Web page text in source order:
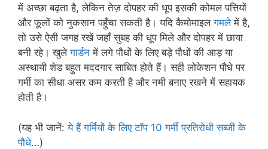
में अच्छा बढ़ता है, लेकिन तेज़ दोपहर की धूप इसकी कोमल पत्तियों
और फूलों को नुकसान पहुँचा सकती है। यदि कैमोमाइलगमलेमें है,
तो उसे ऐसी जगह रखें जहाँ सुबह की धूप मिले और दोपहर में छाया
बनी रहे। खुलेगार्डन में लगे पौधों के लिए बड़े पौधों की आड़ या
अस्थायी शेड बहुत मददगार साबित होते हैं। सही लोकेशन पौधे पर
गर्मी का सीधा असर कम करती है और नमी बनाए रखने में सहायक
होती है।
(यह भी जानें:ये हैं गर्मियों के लिए टॉप 10 गर्मी प्रतिरोधी सब्जी के
पौधे…)